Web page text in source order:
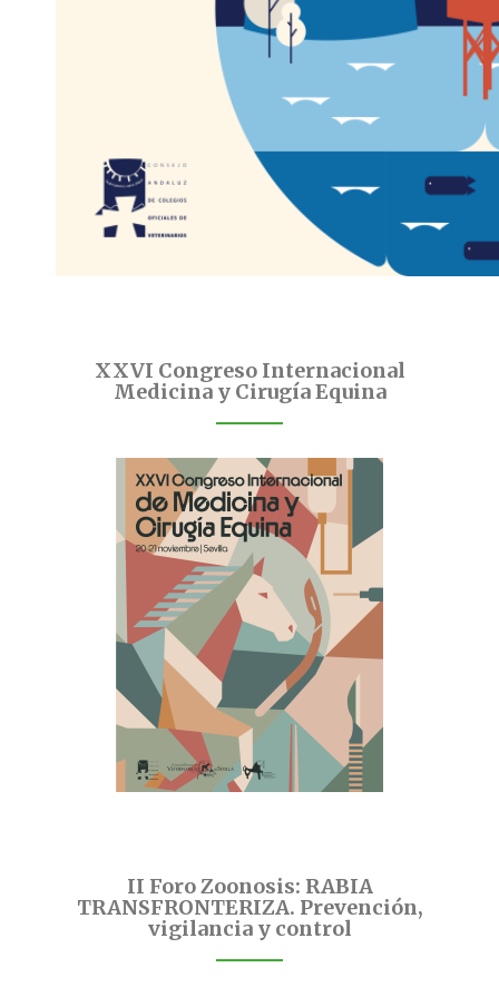
XXVI Congreso Internacional
Medicina y Cirugía Equina
II Foro Zoonosis: RABIA
TRANSFRONTERIZA. Prevención,
vigilancia y control